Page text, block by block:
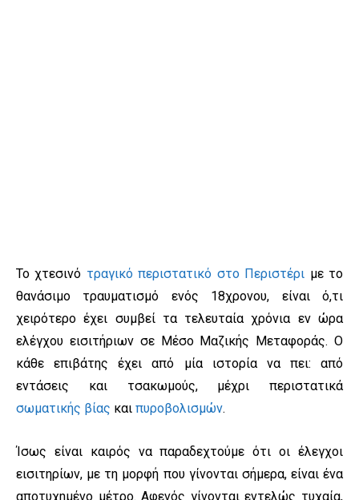
Το χτεσινό τραγικό περιστατικό στο Περιστέρι με το
θανάσιμο τραυματισμό ενός 18χρονου, είναι ό,τι
χειρότερο έχει συμβεί τα τελευταία χρόνια εν ώρα
ελέγχου εισιτήριων σε Μέσο Μαζικής Μεταφοράς. Ο
κάθε επιβάτης έχει από μία ιστορία να πει: από
εντάσεις και τσακωμούς, μέχρι περιστατικά
σωματικής βίας και πυροβολισμών.
Ίσως είναι καιρός να παραδεχτούμε ότι οι έλεγχοι
εισιτηρίων, με τη μορφή που γίνονται σήμερα, είναι ένα
αποτυχημένο μέτρο. Αφενός γίνονται εντελώς τυχαία,